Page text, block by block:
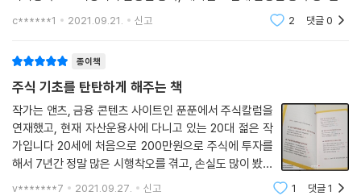
을 선별하는 방법을 설명한다. 재무제표 보는 법, 고평가/저평가 판단하는
용해 투자 종목을 골라보자. 4장 ‘언제 사고 언제 팔아야 하나요?’에서는
기술적 분석으로 매매 시점을 판단하는 방법을 알아본다. 차트의 함정에
빠지지 않고 나만의 원칙을 세울 수 있는 기준을 알고 싶다면 펼쳐보자. 5
장 ‘월급쟁이 앤츠의 투자 계획’에서는 포트폴리오를 구성하고, 애프터 코
로나 시대에 눈여겨봐야 할 산업을 정리했다.
결국 주식으로 돈을 벌기 위해서는 끊임없이 공부하고 자신만의 투자 원칙
을 지켜나가며 시간에 투자해야 한다. 10년 후, 우리가 투자했던 작고 귀여
적으로 모두 수익을 냈지만, 당시에는 처음 겪어보는 것들이라 당황하기도
c******1 2021.09.21. 신고 2 댓글0
종이책
주식 기초를 탄탄하게 해주는 책
작가는 앤츠, 금융 콘텐츠 사이트인 푼푼에서 주식칼럼을
연재했고, 현재 자산운용사에 다니고 있는 20대 젊은 작
가입니다 20세에 처음으로 200만원으로 주식에 투자를
해서 7년간 정말 많은 시행착오를 겪고, 손실도 많이 봤다
고 해요. 그 덕분에 이 책이 출간된거고요~ 한마디로 이
v*******7 2021.09.27. 신고 1 댓글1